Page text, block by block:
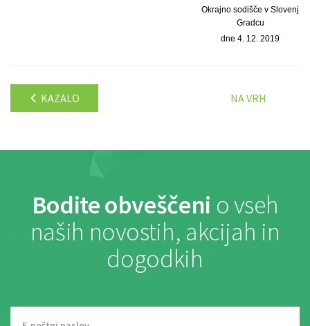
Okrajno sodišče v Slovenj
Gradcu
dne 4. 12. 2019
KAZALO NA VRH
Bodite obveščeni o vseh
naših novostih, akcijah in
dogodkih